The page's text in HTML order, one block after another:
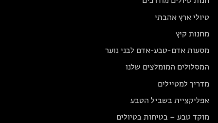
טיולי ארץ אהבתי
מחנות קיץ
מסעות אדם-טבע-אדם לבני נוער
המסלולים המומלצים שלנו
מדריך למטיילים
אפליקציית בשביל הטבע
מוקד טבע – בטיחות בטיולים